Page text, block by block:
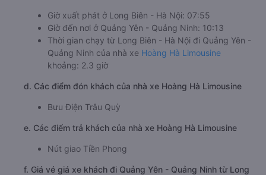
Giờ xuất phát ở Long Biên - Hà Nội: 07:55
Giờ đến nơi ở Quảng Yên - Quảng Ninh: 10:13
Thời gian chạy từ Long Biên - Hà Nội đi Quảng Yên -
Quảng Ninh của nhà xe Hoàng Hà Limousine
khoảng: 2.3 giờ
d. Các điểm đón khách của nhà xe Hoàng Hà Limousine
Bưu Điện Trâu Quỳ
e. Các điểm trả khách của nhà xe Hoàng Hà Limousine
Nút giao Tiền Phong
f. Giá vé giá xe khách đi Quảng Yên - Quảng Ninh từ Long